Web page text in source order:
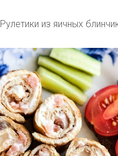
Рулетики из яичных